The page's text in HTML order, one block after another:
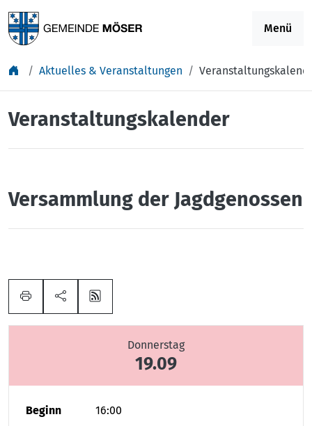
Menü
Aktuelles & Veranstaltungen
Veranstaltungskalender
Versammlung der Jagdgenossen
Donnerstag
19.09
Beginn 16:00